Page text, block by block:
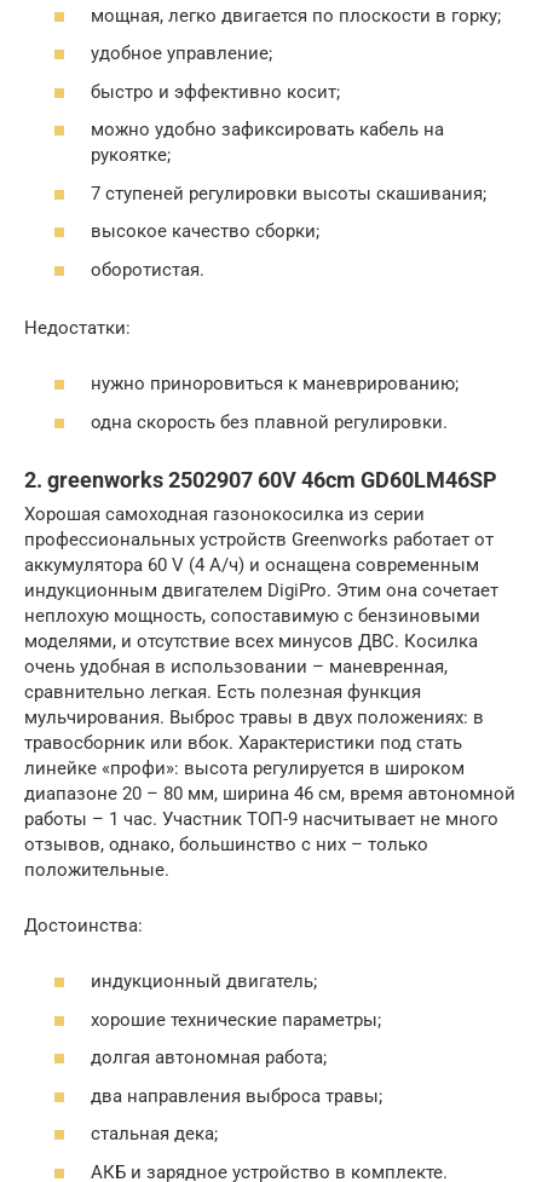
мощная, легко двигается по плоскости в горку;
удобное управление;
быстро и эффективно косит;
можно удобно зафиксировать кабель на
рукоятке;
7 ступеней регулировки высоты скашивания;
высокое качество сборки;
оборотистая.
Недостатки:
нужно приноровиться к маневрированию;
одна скорость без плавной регулировки.
2. greenworks 2502907 60V 46cm GD60LM46SP
Хорошая самоходная газонокосилка из серии
профессиональных устройств Greenworks работает от
аккумулятора 60 V (4 А/ч) и оснащена современным
индукционным двигателем DigiPro. Этим она сочетает
неплохую мощность, сопоставимую с бензиновыми
моделями, и отсутствие всех минусов ДВС. Косилка
очень удобная в использовании – маневренная,
сравнительно легкая. Есть полезная функция
мульчирования. Выброс травы в двух положениях: в
травосборник или вбок. Характеристики под стать
линейке «профи»: высота регулируется в широком
диапазоне 20 – 80 мм, ширина 46 см, время автономной
работы – 1 час. Участник ТОП-9 насчитывает не много
отзывов, однако, большинство с них – только
положительные.
Достоинства:
индукционный двигатель;
хорошие технические параметры;
долгая автономная работа;
два направления выброса травы;
стальная дека;
АКБ и зарядное устройство в комплекте.